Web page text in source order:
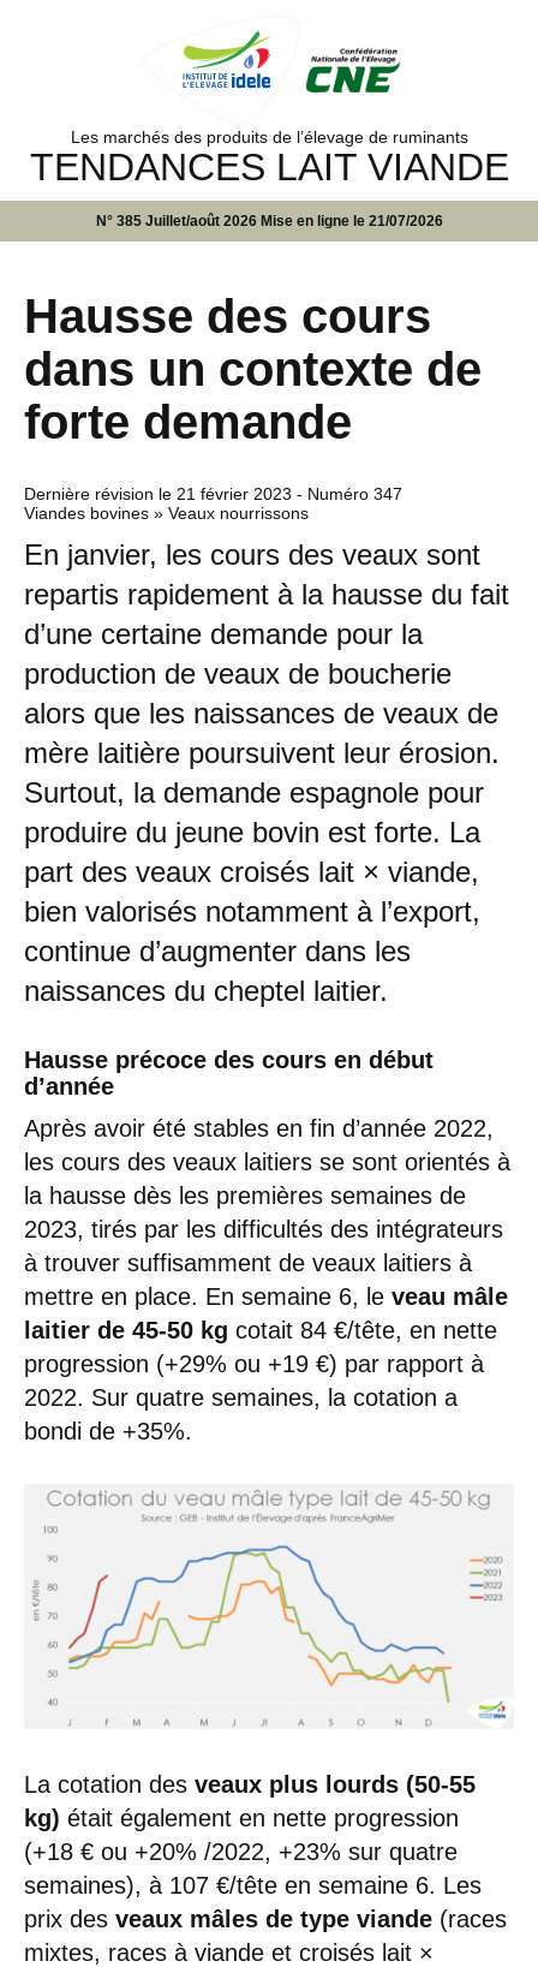
Les marchés des produits de l’élevage de ruminants
TENDANCES LAIT VIANDE
N° 385 Juillet/août 2026 Mise en ligne le 21/07/2026
Hausse des cours
dans un contexte de
forte demande
Dernière révision le 21 février 2023 - Numéro 347
Viandes bovines » Veaux nourrissons
En janvier, les cours des veaux sont
repartis rapidement à la hausse du fait
d’une certaine demande pour la
production de veaux de boucherie
alors que les naissances de veaux de
mère laitière poursuivent leur érosion.
Surtout, la demande espagnole pour
produire du jeune bovin est forte. La
part des veaux croisés lait × viande,
bien valorisés notamment à l’export,
continue d’augmenter dans les
naissances du cheptel laitier.
Hausse précoce des cours en début
d’année
Après avoir été stables en fin d’année 2022,
les cours des veaux laitiers se sont orientés à
la hausse dès les premières semaines de
2023, tirés par les difficultés des intégrateurs
à trouver suffisamment de veaux laitiers à
mettre en place. En semaine 6, le veau mâle
laitier de 45-50 kg cotait 84 €/tête, en nette
progression (+29% ou +19 €) par rapport à
2022. Sur quatre semaines, la cotation a
bondi de +35%.
La cotation des veaux plus lourds (50-55
kg) était également en nette progression
(+18 € ou +20% /2022, +23% sur quatre
semaines), à 107 €/tête en semaine 6. Les
prix des veaux mâles de type viande (races
mixtes, races à viande et croisés lait ×